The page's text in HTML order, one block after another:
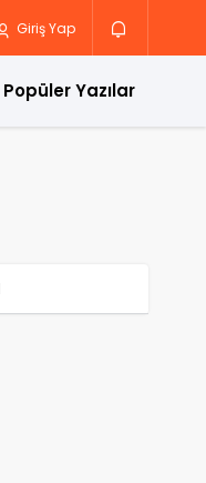
Giriş Yap
Popüler Yazılar